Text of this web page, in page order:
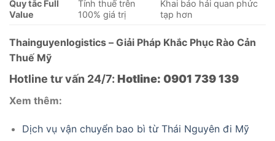
Quy tắc Full
Value
Tính thuế trên
100% giá trị
Khai báo hải quan phức
tạp hơn
Thainguyenlogistics – Giải Pháp Khắc Phục Rào Cản
Thuế Mỹ
Hotline tư vấn 24/7: Hotline: 0901 739 139
Xem thêm:
Dịch vụ vận chuyển bao bì từ Thái Nguyên đi Mỹ